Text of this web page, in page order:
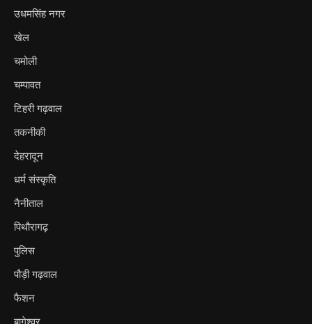
उधमसिंह नगर
खेल
चमोली
चम्पावत
टिहरी गढ़वाल
तकनीकी
देहरादून
धर्म संस्कृति
नैनीताल
पिथौरागढ़
पुलिस
पौड़ी गढ़वाल
फैशन